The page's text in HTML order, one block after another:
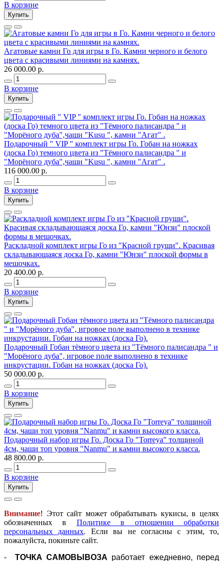
В корзине
Купить
Агатовые камни Го для игры в Го. Камни черного и белого
цвета с красивыми линиями на камнях.
26 000.00 р.
В корзине
Купить
Подарочный " VIP " комплект игры Го. Гобан на ножках
(доска Го) темного цвета из "Тёмного палисандра " и
"Морёного дуба",чаши "Kusu ", камни "Агат" .
116 000.00 р.
В корзине
Купить
Раскладной комплект игры Го из "Красной груши". Красивая
складывающаяся доска Го, камни "Юнзи" плоской формы в
мешочках.
20 400.00 р.
В корзине
Купить
Подарочный Гобан тёмного цвета из "Тёмного палисандра " и
"Морёного дуба", игровое поле выполнено в технике
инкрустации. Гобан на ножках (доска Го).
50 000.00 р.
В корзине
Купить
Подарочный набор игры Го. Доска Го "Torreya" толщиной
4см, чаши топ уровня "Nanmu" и камни высокого класса.
48 800.00 р.
В корзине
Купить
Внимание! Этот сайт может обрабатывать кукисы, в целях
обозначенных в Политике в отношении обработки
персональных данных. Если вы не согласны с этим, то,
пожалуйста, покиньте сайт.
-
ТОЧКА САМОВЫВОЗА работает ежедневно, перед